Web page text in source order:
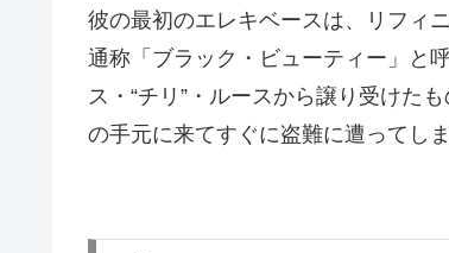
彼の最初のエレキベースは、リフィ
通称「 ブラック・ビューティー 」と
ス・“チリ”・ルースから譲り受けた
の手元に来てすぐに盗難に遭ってし